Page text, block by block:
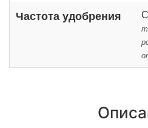
Частота удобрения